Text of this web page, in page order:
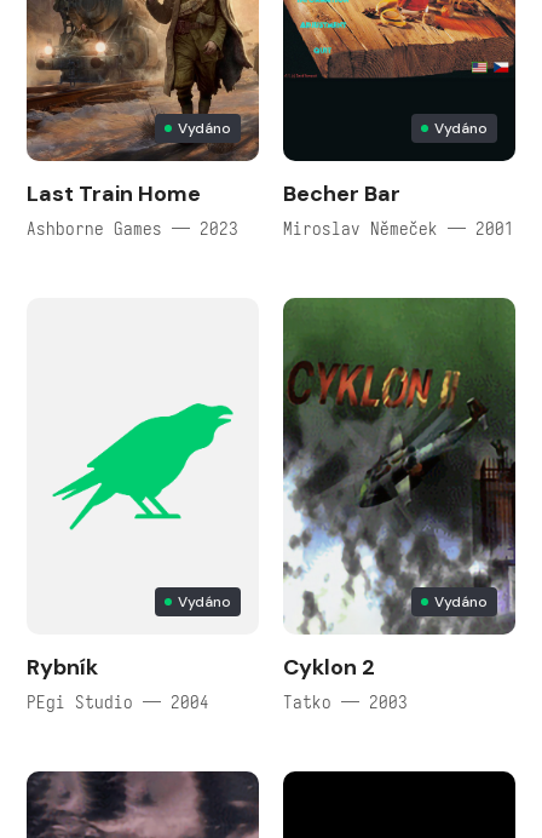
Vydáno
Last Train Home
Ashborne Games — 2023
Vydáno
Becher Bar
Miroslav Němeček — 2001
Vydáno
Rybník
PEgi Studio — 2004
Vydáno
Cyklon 2
Tatko — 2003